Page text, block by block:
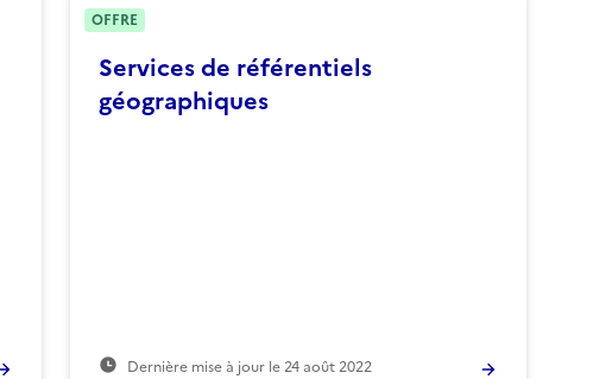
Services de référentiels
géographiques
Dernière mise à jour le24 août 2022
OFFRE